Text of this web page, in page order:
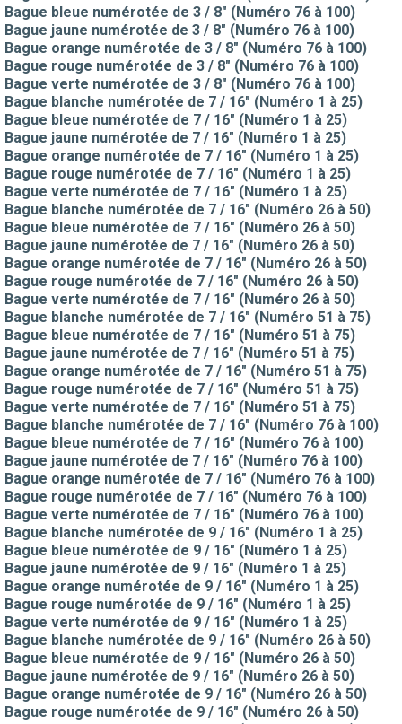
Bague bleue numérotée de 3 / 8" (Numéro 76 à 100)
Bague jaune numérotée de 3 / 8" (Numéro 76 à 100)
Bague orange numérotée de 3 / 8" (Numéro 76 à 100)
Bague rouge numérotée de 3 / 8" (Numéro 76 à 100)
Bague verte numérotée de 3 / 8" (Numéro 76 à 100)
Bague blanche numérotée de 7 / 16" (Numéro 1 à 25)
Bague bleue numérotée de 7 / 16" (Numéro 1 à 25)
Bague jaune numérotée de 7 / 16" (Numéro 1 à 25)
Bague orange numérotée de 7 / 16" (Numéro 1 à 25)
Bague rouge numérotée de 7 / 16" (Numéro 1 à 25)
Bague verte numérotée de 7 / 16" (Numéro 1 à 25)
Bague blanche numérotée de 7 / 16" (Numéro 26 à 50)
Bague bleue numérotée de 7 / 16" (Numéro 26 à 50)
Bague jaune numérotée de 7 / 16" (Numéro 26 à 50)
Bague orange numérotée de 7 / 16" (Numéro 26 à 50)
Bague rouge numérotée de 7 / 16" (Numéro 26 à 50)
Bague verte numérotée de 7 / 16" (Numéro 26 à 50)
Bague blanche numérotée de 7 / 16" (Numéro 51 à 75)
Bague bleue numérotée de 7 / 16" (Numéro 51 à 75)
Bague jaune numérotée de 7 / 16" (Numéro 51 à 75)
Bague orange numérotée de 7 / 16" (Numéro 51 à 75)
Bague rouge numérotée de 7 / 16" (Numéro 51 à 75)
Bague verte numérotée de 7 / 16" (Numéro 51 à 75)
Bague blanche numérotée de 7 / 16" (Numéro 76 à 100)
Bague bleue numérotée de 7 / 16" (Numéro 76 à 100)
Bague jaune numérotée de 7 / 16" (Numéro 76 à 100)
Bague orange numérotée de 7 / 16" (Numéro 76 à 100)
Bague rouge numérotée de 7 / 16" (Numéro 76 à 100)
Bague verte numérotée de 7 / 16" (Numéro 76 à 100)
Bague blanche numérotée de 9 / 16" (Numéro 1 à 25)
Bague bleue numérotée de 9 / 16" (Numéro 1 à 25)
Bague jaune numérotée de 9 / 16" (Numéro 1 à 25)
Bague orange numérotée de 9 / 16" (Numéro 1 à 25)
Bague rouge numérotée de 9 / 16" (Numéro 1 à 25)
Bague verte numérotée de 9 / 16" (Numéro 1 à 25)
Bague blanche numérotée de 9 / 16" (Numéro 26 à 50)
Bague bleue numérotée de 9 / 16" (Numéro 26 à 50)
Bague jaune numérotée de 9 / 16" (Numéro 26 à 50)
Bague orange numérotée de 9 / 16" (Numéro 26 à 50)
Bague rouge numérotée de 9 / 16" (Numéro 26 à 50)